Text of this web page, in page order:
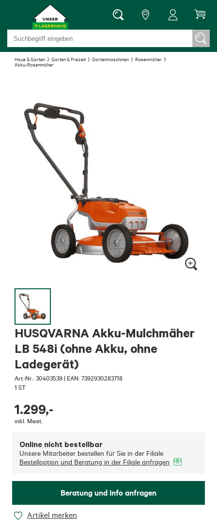
Haus & Garten Garten & Freizeit Gartenmaschinen
Rasenmäher
Akku-Rasenmäher
HUSQVARNA Akku-Mulchmäher
LB 548i (ohne Akku, ohne
Ladegerät)
Art-Nr.: 30403539 | EAN: 7392930283718
1 ST
1.299,-
inkl. Mwst.
Online nicht bestellbar
Unsere Mitarbeiter bestellen für Sie in der Filiale
Bestelloption und Beratung in der Filiale anfragen
Beratung und Info anfragen
Artikel merken